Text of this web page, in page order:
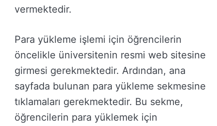
vermektedir.
Para yükleme işlemi için öğrencilerin
öncelikle üniversitenin resmi web sitesine
girmesi gerekmektedir. Ardından, ana
sayfada bulunan para yükleme sekmesine
tıklamaları gerekmektedir. Bu sekme,
öğrencilerin para yüklemek için